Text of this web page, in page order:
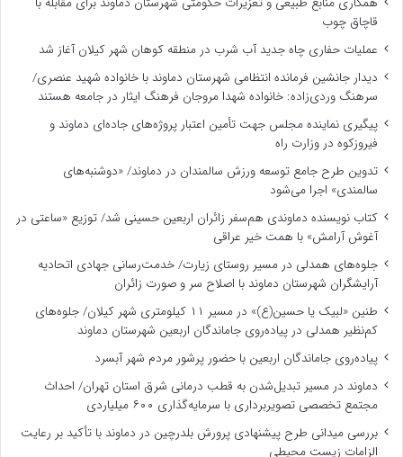
قاچاق چوب
عملیات حفاری چاه جدید آب شرب در منطقه کوهان شهر کیلان آغاز شد
دیدار جانشین فرمانده انتظامی شهرستان دماوند با خانواده شهید عنصری/
سرهنگ وردی‌زاده: خانواده شهدا مروجان فرهنگ ایثار در جامعه هستند
پیگیری نماینده مجلس جهت تأمین اعتبار پروژه‌های جاده‌ای دماوند و
فیروزکوه در وزارت راه
تدوین طرح جامع توسعه ورزش سالمندان در دماوند/ «دوشنبه‌های
سالمندی» اجرا می‌شود
کتاب نویسنده دماوندی هم‌سفر زائران اربعین حسینی شد/ توزیع «ساعتی در
آغوش آرامش» با همت خیر عراقی
جلوه‌های همدلی در مسیر روستای زیارت/ خدمت‌رسانی جهادی اتحادیه
آرایشگران شهرستان دماوند با اصلاح سر و صورت زائران
طنین «لبیک یا حسین(ع)» در مسیر ۱۱ کیلومتری شهر کیلان/ جلوه‌های
کم‌نظیر همدلی در پیاده‌روی جاماندگان اربعین شهرستان دماوند
پیاده‌روی جاماندگان اربعین با حضور پرشور مردم شهر آبسرد
دماوند در مسیر تبدیل‌شدن به قطب درمانی شرق استان تهران/ احداث
مجتمع تخصصی تصویربرداری با سرمایه‌گذاری ۶۰۰ میلیاردی
بررسی میدانی طرح پیشنهادی پرورش بلدرچین در دماوند با تأکید بر رعایت
الزامات زیست ‌محیطی